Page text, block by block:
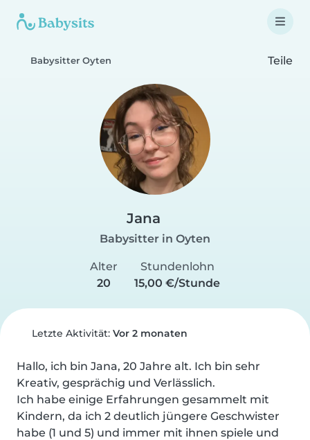
Babysitter Oyten Teile
Jana
Babysitter in Oyten
Alter
20
Stundenlohn
15,00 €/Stunde
Letzte Aktivität: Vor 2 monaten
Hallo, ich bin Jana, 20 Jahre alt. Ich bin sehr
Kreativ, gesprächig und Verlässlich.
Ich habe einige Erfahrungen gesammelt mit
Kindern, da ich 2 deutlich jüngere Geschwister
habe (1 und 5) und immer mit ihnen spiele und